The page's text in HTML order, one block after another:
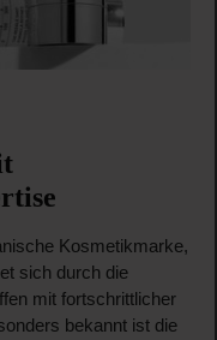
Kosmetikmarke,
sich durch die
mit fortschrittlicher
bekannt ist die